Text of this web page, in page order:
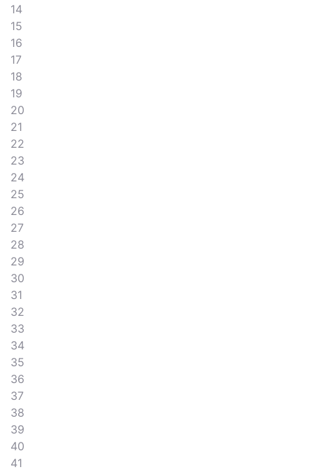
14
15
16
17
18
19
20
21
22
23
24
25
26
27
28
29
30
31
32
33
34
35
36
37
38
39
40
41